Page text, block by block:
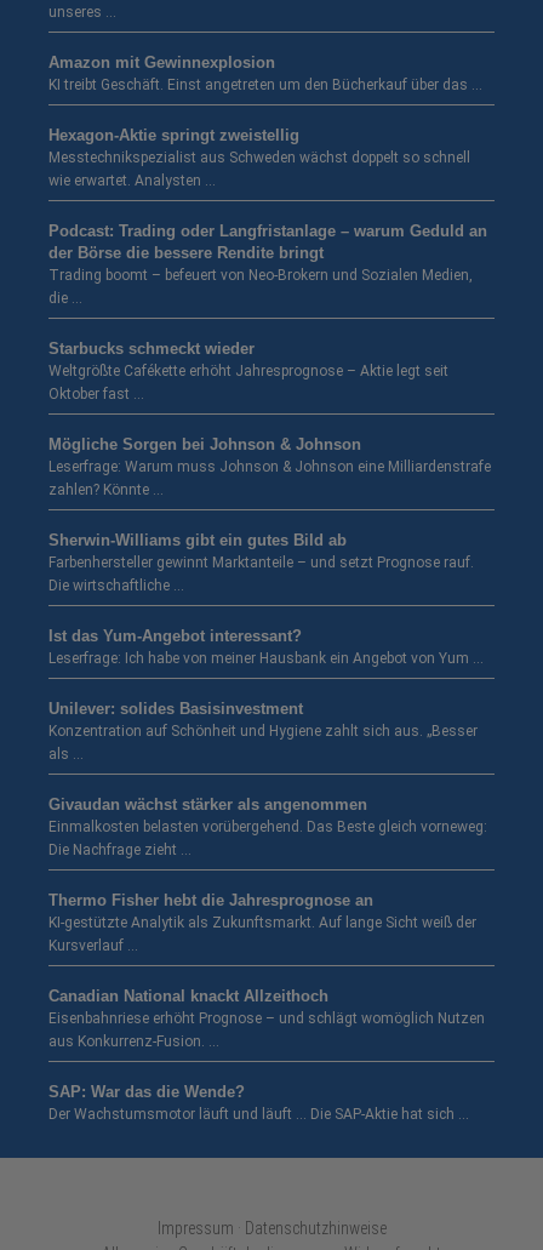
unseres …
Amazon mit Gewinnexplosion
KI treibt Geschäft. Einst angetreten um den Bücherkauf über das …
Hexagon-Aktie springt zweistellig
Messtechnikspezialist aus Schweden wächst doppelt so schnell
wie erwartet. Analysten …
Podcast: Trading oder Langfristanlage – warum Geduld an
der Börse die bessere Rendite bringt
Trading boomt – befeuert von Neo-Brokern und Sozialen Medien,
die …
Starbucks schmeckt wieder
Weltgrößte Cafékette erhöht Jahresprognose – Aktie legt seit
Oktober fast …
Mögliche Sorgen bei Johnson & Johnson
Leserfrage: Warum muss Johnson & Johnson eine Milliardenstrafe
zahlen? Könnte …
Sherwin-Williams gibt ein gutes Bild ab
Farbenhersteller gewinnt Marktanteile – und setzt Prognose rauf.
Die wirtschaftliche …
Ist das Yum-Angebot interessant?
Leserfrage: Ich habe von meiner Hausbank ein Angebot von Yum …
Unilever: solides Basisinvestment
Konzentration auf Schönheit und Hygiene zahlt sich aus. „Besser
als …
Givaudan wächst stärker als angenommen
Einmalkosten belasten vorübergehend. Das Beste gleich vorneweg:
Die Nachfrage zieht …
Thermo Fisher hebt die Jahresprognose an
KI-gestützte Analytik als Zukunftsmarkt. Auf lange Sicht weiß der
Kursverlauf …
Canadian National knackt Allzeithoch
Eisenbahnriese erhöht Prognose – und schlägt womöglich Nutzen
aus Konkurrenz-Fusion. …
SAP: War das die Wende?
Der Wachstumsmotor läuft und läuft … Die SAP-Aktie hat sich …
Impressum · Datenschutzhinweise